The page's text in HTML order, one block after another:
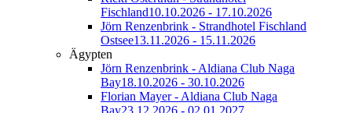
Fischland10.10.2026 - 17.10.2026
Jörn Renzenbrink - Strandhotel Fischland
Ostsee13.11.2026 - 15.11.2026
Ägypten
Jörn Renzenbrink - Aldiana Club Naga
Bay18.10.2026 - 30.10.2026
Florian Mayer - Aldiana Club Naga
Bay23.12.2026 - 02.01.2027